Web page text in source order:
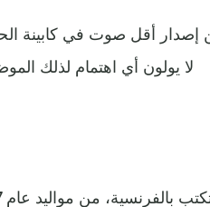
لا يولون أي اهتمام لذلك